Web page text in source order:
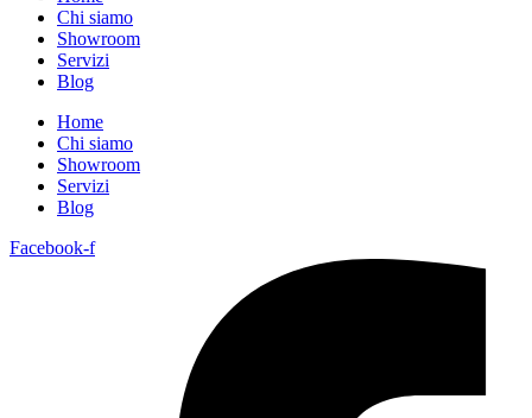
Chi siamo
Showroom
Servizi
Blog
Home
Chi siamo
Showroom
Servizi
Blog
Facebook-f